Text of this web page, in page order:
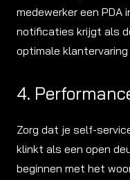
medewerker een PDA
notificaties krijgt als
optimale
4.
Zorg dat je self-
klinkt als een open
beginnen met het